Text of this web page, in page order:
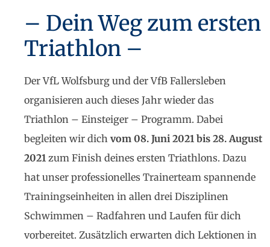
– Dein Weg zum ersten
Triathlon –
Der VfL Wolfsburg und der VfB Fallersleben
organisieren auch dieses Jahr wieder das
Triathlon – Einsteiger – Programm. Dabei
begleiten wir dich vom 08. Juni 2021 bis 28. August
2021 zum Finish deines ersten Triathlons. Dazu
hat unser professionelles Trainerteam spannende
Trainingseinheiten in allen drei Disziplinen
Schwimmen – Radfahren und Laufen für dich
vorbereitet. Zusätzlich erwarten dich Lektionen in